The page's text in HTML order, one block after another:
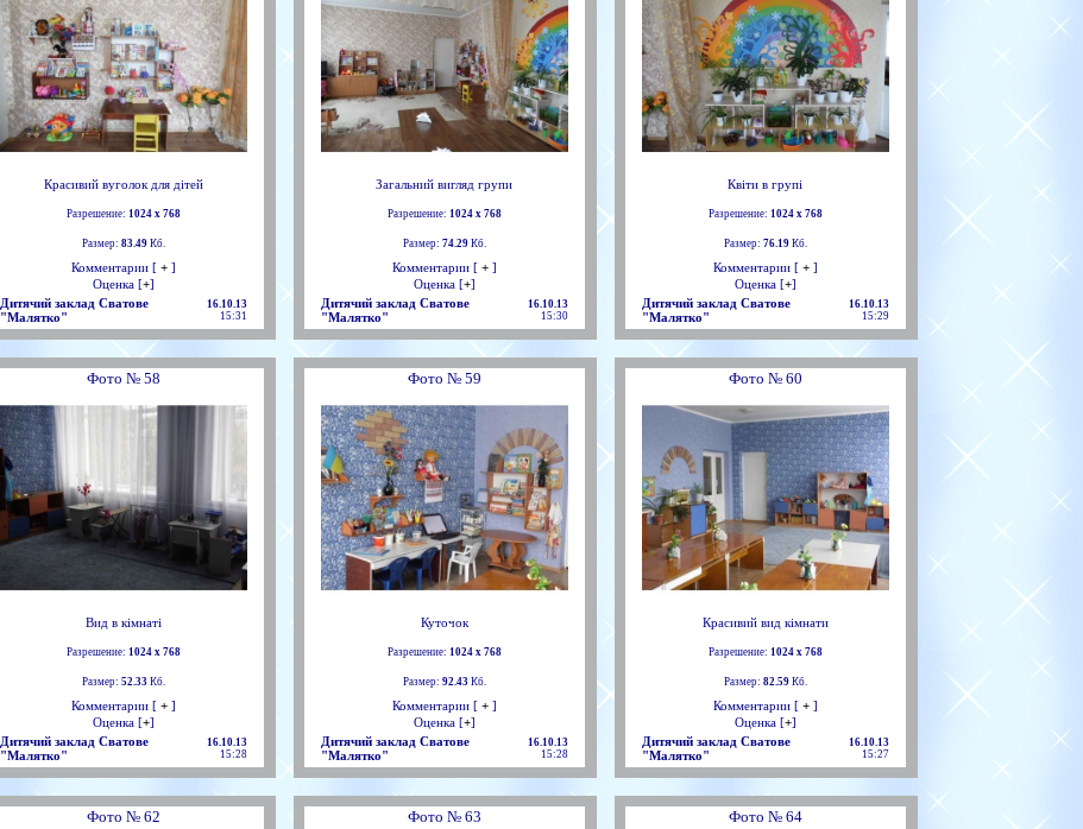
Красивий вуголок для дітей
Разрешение: 1024 х 768
Размер: 83.49Кб.
Комментарии [ +]
Оценка [+]
Дитячий заклад Сватове
"Малятко"
16.10.13
15:31
Загальний вигляд групи
Разрешение: 1024 х 768
Размер: 74.29Кб.
Комментарии [ +]
Оценка [+]
Дитячий заклад Сватове
"Малятко"
16.10.13
15:30
Квіти в групі
Разрешение: 1024 х 768
Размер: 76.19Кб.
Комментарии [ +]
Оценка [+]
Дитячий заклад Сватове
"Малятко"
16.10.13
15:29
Фото № 58
Вид в кімнаті
Разрешение: 1024 х 768
Размер: 52.33Кб.
Комментарии [ +]
Оценка [+]
Дитячий заклад Сватове
"Малятко"
16.10.13
15:28
Фото № 59
Куточок
Разрешение: 1024 х 768
Размер: 92.43Кб.
Комментарии [ +]
Оценка [+]
Дитячий заклад Сватове
"Малятко"
16.10.13
15:28
Фото № 60
Красивий вид кімнати
Разрешение: 1024 х 768
Размер: 82.59Кб.
Комментарии [ +]
Оценка [+]
Дитячий заклад Сватове
"Малятко"
16.10.13
15:27
Фото № 62 Фото № 63 Фото № 64